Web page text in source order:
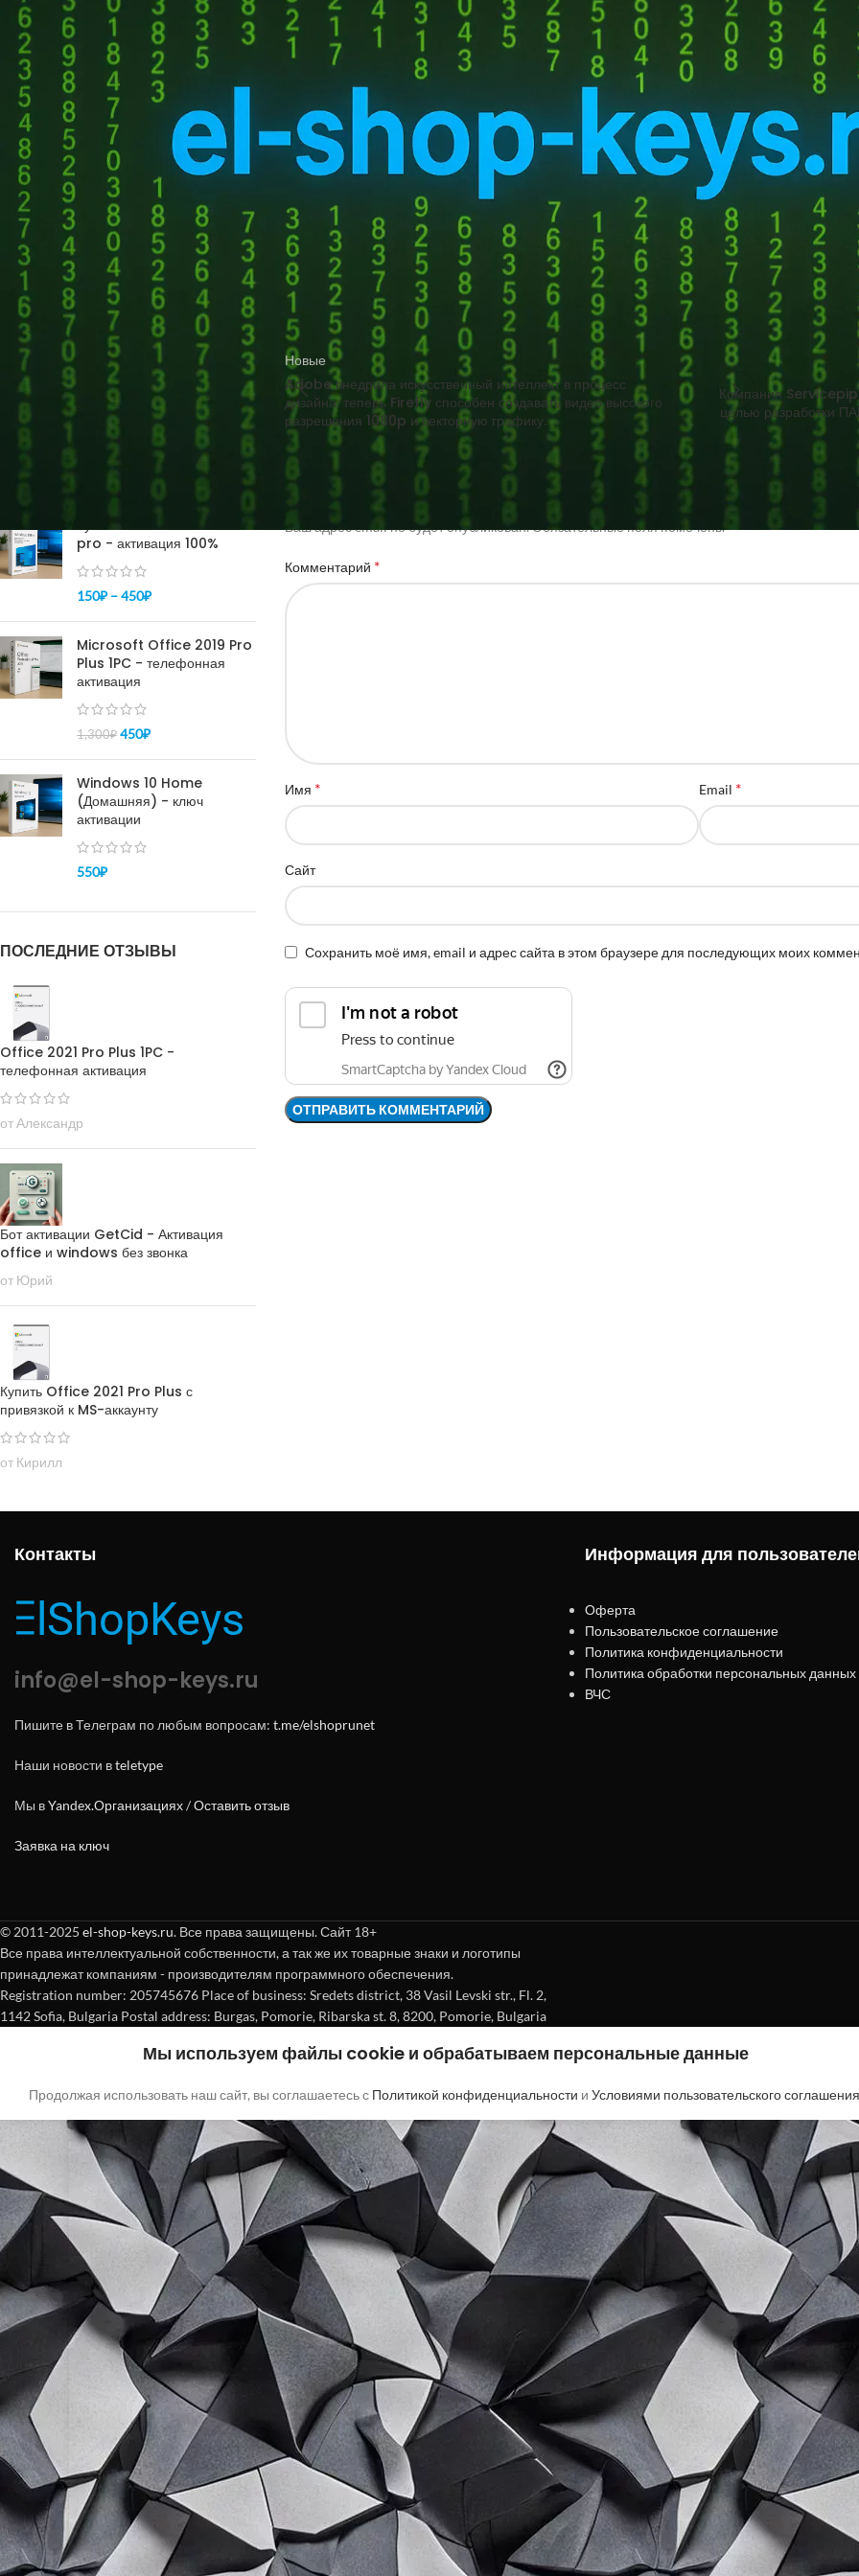
Получить код подтверждения
Купить токены для получения кодов
подтверждения
НОВЫЕ КОММЕНТАРИИ
Vlad Zorky к записи
Недорогие
маршрутизаторы с поддержкой Wi-Fi 7:
TP-Link 7DR7270 и 7DR7290.
Сева к записи Недорогие
маршрутизаторы с поддержкой Wi-Fi 7:
TP-Link 7DR7270 и 7DR7290.
Кириллк записи
«М.Видео-
Эльдорадо» открыла магазин в новой
концепции и совместно со Sber
Metaverse Tech и
«СберМаркетингом» запустила ИИ-
консультанта «Эм.Ви»
ПОПУЛЯРНОЕ
Купить ключ Windows 10
pro - активация 100%
150₽ –450₽
Microsoft Office 2019 Pro
Plus 1PC - телефонная
активация
1,300₽ 450₽
Windows 10 Home
(Домашняя) - ключ
активации
550₽
ПОСЛЕДНИЕ ОТЗЫВЫ
Office 2021 Pro Plus 1PC -
телефонная активация
от Александр
Бот активации GetCid - Активация
office и windows без звонка
от Юрий
Купить Office 2021 Pro Plus с
привязкой к MS-аккаунту
от Кирилл
продуктов. Ранее проектами в области робототехники занимался Джон Джаннандреа, но
компетенции Джона Тёрнуса, главы аппаратной инженерии. Это указывает на готовность
основанные на долгосрочных исследованиях. Кроме того, компания изменила структуру
руководящую должность Майка Роквелла, создателя гарнитуры смешанной реальности
Apple в области робототехники был робот Daisy, представленный в 2018 году. Он способен
ценные материалы для повторного использования. Помимо этого, появились слухи о
обладать экраном, похожим на iPad, и выполнять различные функции в домашней
голосовой помощник Siri, чтобы оставаться конкурентоспособной на рынке
Источник
Новые
Adobe внедрила искусственный интеллект в процесс
дизайна: теперь Firefly способен создавать видео высокого
разрешения 1080p и векторную графику.
Компания
целью разработки
Добавить комментарий
Ваш адрес email не будет опубликован.Обязательные поля помечены*
Комментарий *
Имя * Email *
Сайт
Сохранить моё имя, email и адрес сайта в этом браузере для последующих моих
Контакты
info@el-shop-keys.ru
Пишите в Телеграм по любым вопросам: t.me/elshoprunet
Наши новости вteletype
Мы вYandex.Организациях/Оставить отзыв
Заявка на ключ
Информация для
Оферта
Пользовательское соглашение
Политика конфиденциальности
Политика обработки персональных данных
ВЧС
© 2011-2025 el-shop-keys.ru. Все права защищены. Сайт 18+
Все права интеллектуальной собственности, а так же их товарные знаки и логотипы
принадлежат компаниям - производителям программного обеспечения.
Registration number: 205745676 Place of business: Sredets district, 38 Vasil Levski str., Fl. 2,
1142 Sofia, Bulgaria Postal address: Burgas, Pomorie, Ribarska st. 8, 8200, Pomorie, Bulgaria
Мы используем файлы cookie и обрабатываем персональные данные
Продолжая использовать наш сайт, вы соглашаетесь с Политикой конфиденциальности и Условиями пользовательского соглашения